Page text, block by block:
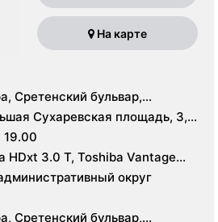
На карте
Сретенский бульвар,
Сухаревская площадь, 3,
19.00
HDxt 3.0 T, Toshiba Vantage
Signa Profile 0.2 T, КТ
160 срезов, УЗИ
округ
Сретенский бульвар,